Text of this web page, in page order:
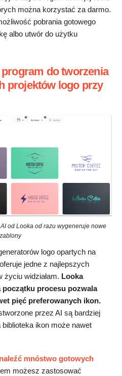
można korzystać za darmo.
pobrania gotowego
albo utwór do użytku
do tworzenia
projektów logo przy
od Looka od razu wygeneruje nowe
logo opartych na
jedne z najlepszych
życiu widziałam. Looka
procesu pozwala
pięć preferowanych ikon.
przez AI są bardziej
ikon może nawet
mnóstwo gotowych
możesz zastosować